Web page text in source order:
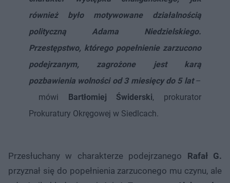
również było motywowane działalnością
polityczną Adama Niedzielskiego.
Przestępstwo, którego popełnienie zarzucono
podejrzanym, zagrożone jest karą
pozbawienia wolności od 3 miesięcy do 5 lat–
mówi Bartłomiej Świderski, prokurator
Prokuratury Okręgowej w Siedlcach.
Przesłuchany w charakterze podejrzanego Rafał G.
przyznał się do popełnienia zarzuconego mu czynu, ale